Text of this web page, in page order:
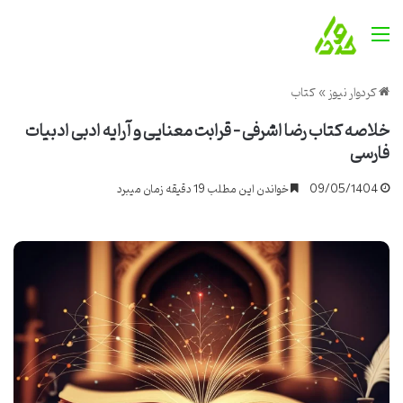
منو
کردوار نیوز»کتاب
خلاصه کتاب رضا اشرفی – قرابت معنایی و آرایه ادبی ادبیات
فارسی
09/05/1404 خواندن این مطلب 19 دقیقه زمان میبرد